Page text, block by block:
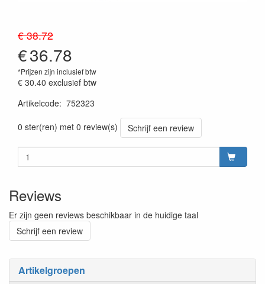
Artikelgroepen
€ 38.72
€36.78
*Prijzen zijn inclusief btw
€ 30.40 exclusief btw
Artikelcode: 752323
0 ster(ren) met 0 review(s)
Schrijf een review
Reviews
Er zijn geen reviews beschikbaar in de huidige taal
Schrijf een review